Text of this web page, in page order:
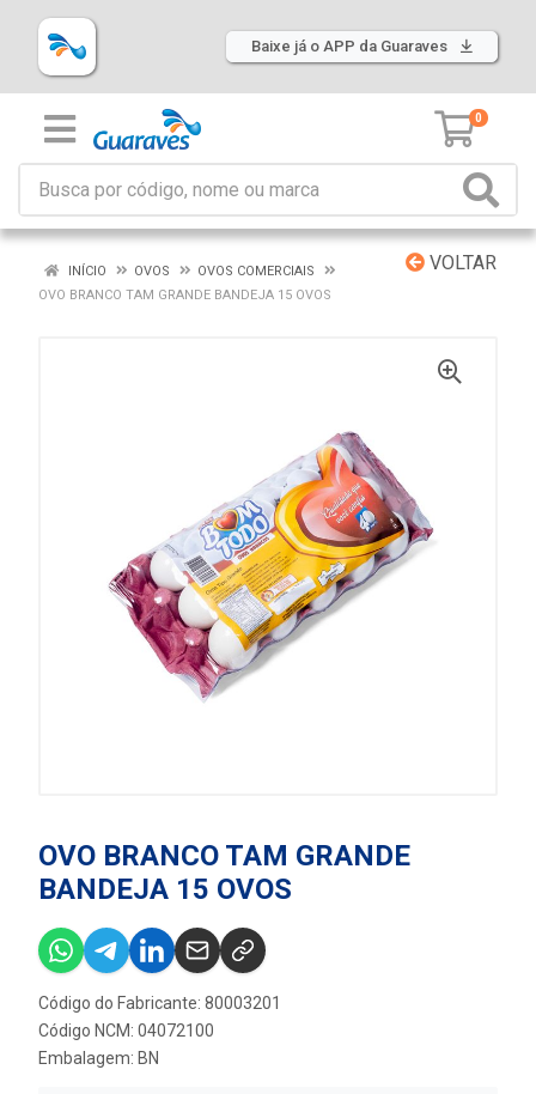
Baixe já o APP da Guaraves
0
VOLTAR
INÍCIO OVOS
OVOS COMERCIAIS
OVO BRANCO TAM GRANDE BANDEJA 15 OVOS
OVO BRANCO TAM GRANDE
BANDEJA 15 OVOS
Código do Fabricante: 80003201
Código NCM: 04072100
Embalagem: BN